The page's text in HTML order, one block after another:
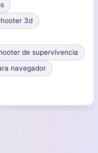
3d
de supervivencia
navegador